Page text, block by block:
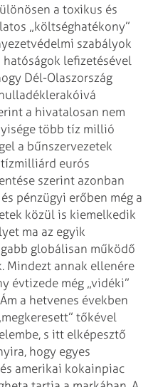
a toxikus és
„költséghatékony”
szabályok
lefizetésével
Dél-Olaszország
a hivatalosan nem
több tíz millió
a bűnszervezetek
eurós
szerint azonban
pénzügyi erőben még a
közül is kiemelkedik
ma az egyik
globálisan működő
Mindezt annak ellenére
évtizede még „vidéki”
a hetvenes években
tőkével
s itt elképesztő
hogy egyes
amerikai kokainpiac